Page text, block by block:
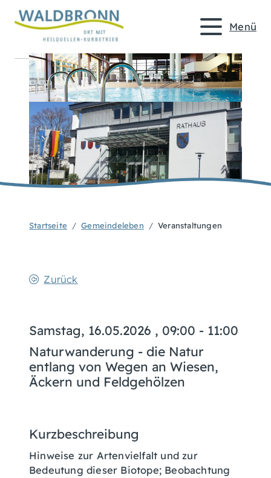
Menü
Startseite Gemeindeleben Veranstaltungen
Zurück
Samstag, 16.05.2026 , 09:00 - 11:00
Naturwanderung - die Natur
entlang von Wegen an Wiesen,
Äckern und Feldgehölzen
Kurzbeschreibung
Hinweise zur Artenvielfalt und zur
Bedeutung dieser Biotope; Beobachtung